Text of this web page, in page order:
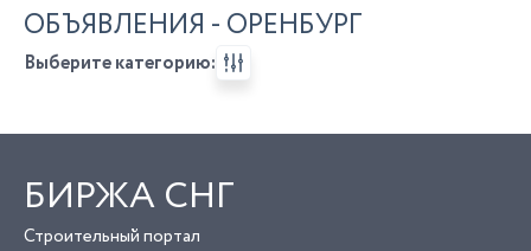
ОБЪЯВЛЕНИЯ - ОРЕНБУРГ
Выберите категорию:
БИРЖА СНГ
Строительный портал